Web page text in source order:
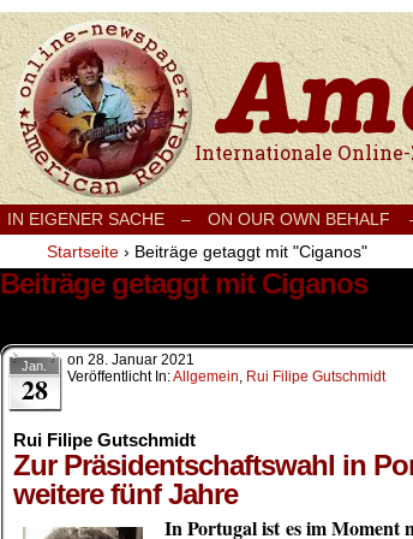
Internationale Onlinezeitung
IN EIGENER SACHE – ON OUR OWN BEHALF
Startseite › Beiträge getaggt mit "Ciganos"
Beiträge getaggt mit Ciganos
Jan.
28
on 28. Januar 2021
Veröffentlicht In:Allgemein, Rui Filipe Gutschmidt
Rui Filipe Gutschmidt
Zur Präsidentschaftswahl in
weitere fünf Jahre
In Portugal ist es im Moment